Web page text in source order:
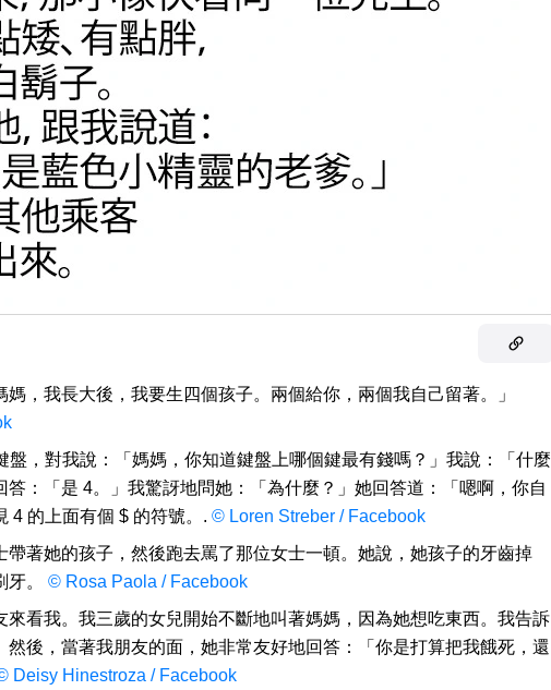
，我長大後，我要生四個孩子。兩個給你，兩個我自己留著。」
盤，對我說：「媽媽，你知道鍵盤上哪個鍵最有錢嗎？」我說：「什麼
：「是 4。」我驚訝地問她：「為什麼？」她回答道：「嗯啊，你自
4 的上面有個 $ 的符號。. © Loren Streber / Facebook
帶著她的孩子，然後跑去罵了那位女士一頓。她說，她孩子的牙齒掉
牙。 © Rosa Paola / Facebook
來看我。我三歲的女兒開始不斷地叫著媽媽，因為她想吃東西。我告訴
然後，當著我朋友的面，她非常友好地回答：「你是打算把我餓死，還
Deisy Hinestroza / Facebook